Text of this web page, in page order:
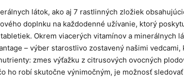
látok, ako aj 7 rastlinných zložiek
doplnku na každodenné užívanie, ktorý
Okrem viacerých vitamínov a minerálnych
– výber starostlivo zostavený našimi vedcami,
zmes výťažku z citrusových ovocných
ho robí skutočne výnimočným, je možnosť